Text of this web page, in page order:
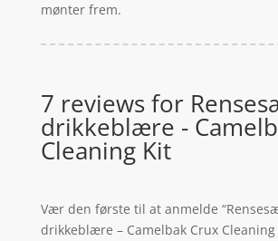
mønter frem.
7 reviews for
drikkeblære -
Cleaning Kit
Vær den første til at anmelde
drikkeblære – Camelbak Crux Cleaning